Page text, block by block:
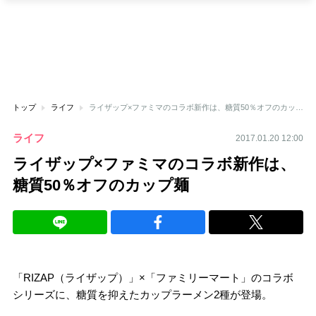
トップ ライフ
ライフ 2017.01.20 12:00
ライザップ×ファミマのコラボ新作は、
糖質50％オフのカップ麺
「RIZAP（ライザップ）」×「ファミリーマート」のコラボ
シリーズに、糖質を抑えたカップラーメン2種が登場。